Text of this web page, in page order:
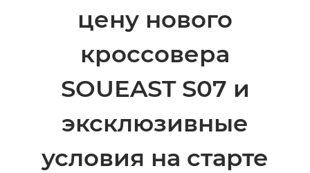
цену нового
кроссовера
SOUEAST S07 и
эксклюзивные
условия на старте